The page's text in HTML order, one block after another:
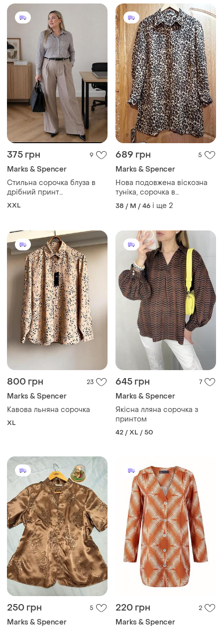
375 грн 9
Marks & Spencer
Стильна сорочка блуза в
дрібний принт
marks&spencer
XXL
689 грн 5
Marks & Spencer
Нова подовжена віскозна
туніка, сорочка в
леопардовий принт, 46-
50разм, mars&amp;spencer.
38 / M / 46 і ще 2
800 грн 23
Marks & Spencer
Кавова льняна сорочка
XL
645 грн 7
Marks & Spencer
Якісна лляна сорочка з
принтом
42 / XL / 50
250 грн 5
Marks & Spencer
220 грн 2
Marks & Spencer